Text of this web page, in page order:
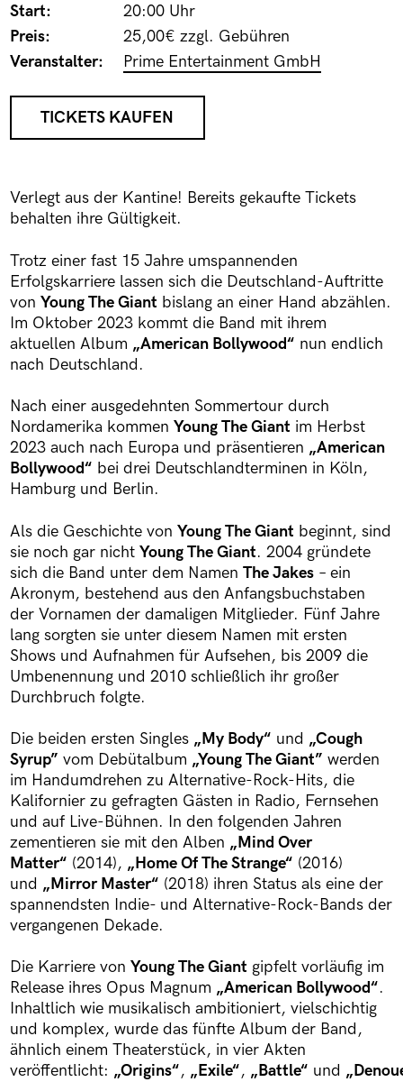
Start:
20:00 Uhr
Preis:
25,00€ zzgl. Gebühren
Veranstalter:
Prime Entertainment GmbH
TICKETS KAUFEN
Verlegt aus der Kantine! Bereits gekaufte Tickets
behalten ihre Gültigkeit.
Trotz einer fast 15 Jahre umspannenden
Erfolgskarriere lassen sich die Deutschland-Auftritte
von Young The Giant bislang an einer Hand abzählen.
Im Oktober 2023 kommt die Band mit ihrem
aktuellen Album „American Bollywood“ nun endlich
nach Deutschland.
Nach einer ausgedehnten Sommertour durch
Nordamerika kommen Young The Giant im Herbst
2023 auch nach Europa und präsentieren „American
Bollywood“ bei drei Deutschlandterminen in Köln,
Hamburg und Berlin.
Als die Geschichte von Young The Giant beginnt, sind
sie noch gar nicht Young The Giant. 2004 gründete
sich die Band unter dem Namen The Jakes– ein
Akronym, bestehend aus den Anfangsbuchstaben
der Vornamen der damaligen Mitglieder. Fünf Jahre
lang sorgten sie unter diesem Namen mit ersten
Shows und Aufnahmen für Aufsehen, bis 2009 die
Umbenennung und 2010 schließlich ihr großer
Durchbruch folgte.
Die beiden ersten Singles „My Body“ und „Cough
Syrup” vom Debütalbum „Young The Giant” werden
im Handumdrehen zu Alternative-Rock-Hits, die
Kalifornier zu gefragten Gästen in Radio, Fernsehen
und auf Live-Bühnen. In den folgenden Jahren
zementieren sie mit den Alben „Mind Over
Matter“ (2014), „Home Of The Strange“ (2016)
und „Mirror Master“ (2018) ihren Status als eine der
spannendsten Indie- und Alternative-Rock-Bands der
vergangenen Dekade.
Die Karriere von Young The Giant gipfelt vorläufig im
Release ihres Opus Magnum „American Bollywood“.
Inhaltlich wie musikalisch ambitioniert, vielschichtig
und komplex, wurde das fünfte Album der Band,
ähnlich einem Theaterstück, in vier Akten
veröffentlicht: „Origins“, „Exile“, „Battle“ und